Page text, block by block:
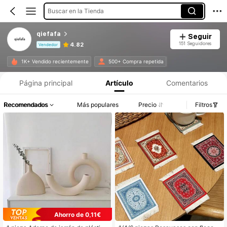
Buscar en la Tienda
qiefafa
Vendedor 4.82
Seguir
151 Seguidores
1K+ Vendido recientemente 500+ Compra repetida
Página principal Artículo Comentarios
Recomendados Más populares Precio Filtros
Ahorro de 0,11€